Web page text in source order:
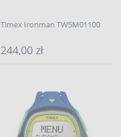
Timex Ironman TW5M01100
244,00 zł